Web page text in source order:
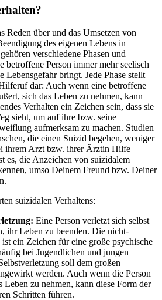
Reden über und das Umsetzen von
des eigenen Lebens in
verschiedene Phasen und
betroffene Person immer mehr seelisch
Lebensgefahr bringt. Jede Phase stellt
dar: Auch wenn eine betroffene
sich das Leben zu nehmen, kann
Verhalten ein Zeichen sein, dass sie
sieht, um auf ihre bzw. seine
aufmerksam zu machen. Studien
die einen Suizid begehen, weniger
ihrem Arzt bzw. ihrer Ärztin Hilfe
es, die Anzeichen von suizidalem
umso Deinem Freund bzw. Deiner
suizidalen Verhaltens:
Eine Person verletzt sich selbst
ihr Leben zu beenden. Die nicht-
ein Zeichen für eine große psychische
bei Jugendlichen und jungen
soll dem großen
werden. Auch wenn die Person
Leben zu nehmen, kann diese Form der
Schritten führen.